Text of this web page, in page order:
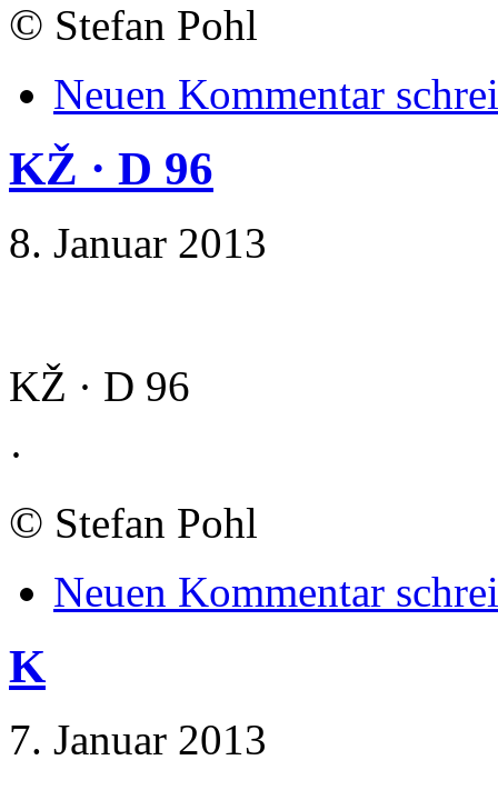
© Stefan Pohl
Neuen Kommentar
KŽ · D 96
8. Januar 2013
KŽ · D 96
·
© Stefan Pohl
Neuen Kommentar
K
7. Januar 2013